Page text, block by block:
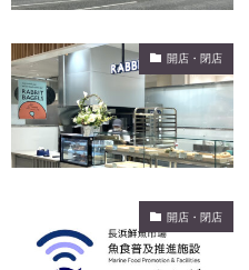
開店・閉店
開店・閉店